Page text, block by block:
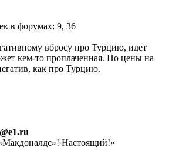
вбросу про Турцию, идет
кем-то проплаченная. По цены на
как про Турцию.
Настоящий!»